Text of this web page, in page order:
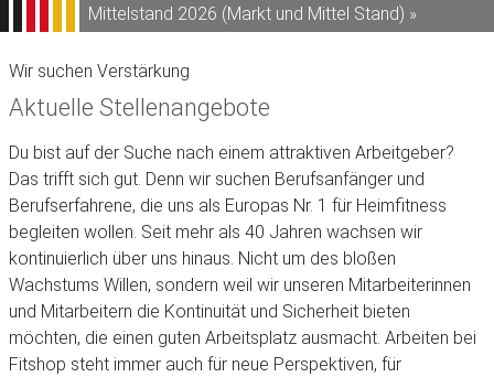
Mittelstand 2026 (Markt und Mittel Stand) »
Wir suchen Verstärkung
Aktuelle Stellenangebote
Du bist auf der Suche nach einem attraktiven Arbeitgeber?
Das trifft sich gut. Denn wir suchen Berufsanfänger und
Berufserfahrene, die uns als Europas Nr. 1 für Heimfitness
begleiten wollen. Seit mehr als 40 Jahren wachsen wir
kontinuierlich über uns hinaus. Nicht um des bloßen
Wachstums Willen, sondern weil wir unseren Mitarbeiterinnen
und Mitarbeitern die Kontinuität und Sicherheit bieten
möchten, die einen guten Arbeitsplatz ausmacht. Arbeiten bei
Fitshop steht immer auch für neue Perspektiven, für